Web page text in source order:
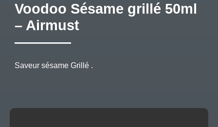
Voodoo Sésame grillé 50ml
– Airmust
Saveur sésame Grillé .